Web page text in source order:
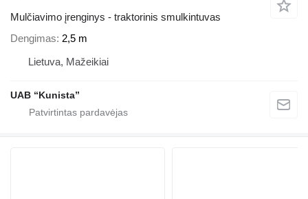
Mulčiavimo įrenginys - traktorinis smulkintuvas
Dengimas 2,5 m
Lietuva, Mažeikiai
UAB “Kunista”